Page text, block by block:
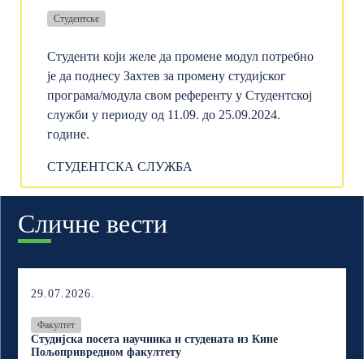
Студентске
Студенти који желе да промене модул потребно
је да поднесу Захтев за промену студијског
програма/модула свом референту у Студентској
служби у периоду од 11.09. до 25.09.2024.
године.
СТУДЕНТСКА СЛУЖБА
Сличне вести
29.07.2026.
Факултет
Студијска посета научника и студената из Кине
Пољопривредном факултету